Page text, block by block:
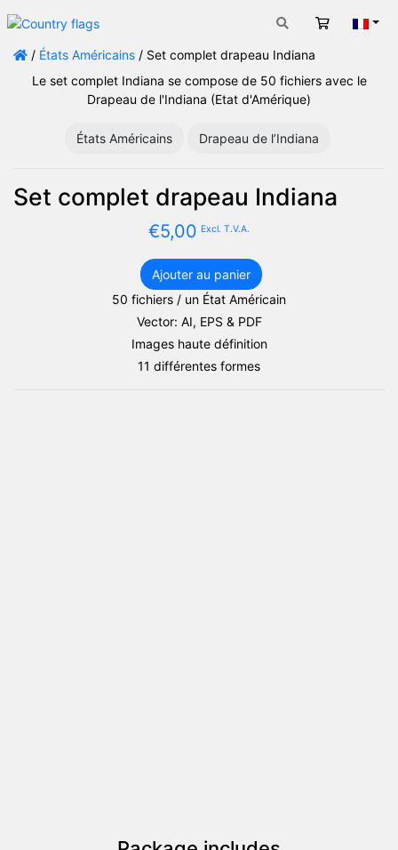
Panier
/ États Américains / Set complet drapeau Indiana
Le set complet Indiana se compose de 50 fichiers avec le
Drapeau de l'Indiana (Etat d'Amérique)
États Américains Drapeau de l’Indiana
Set complet drapeau Indiana
€5,00 Excl. T.V.A.
quantité
de
Set
complet
drapeau
Ajouter au panier
50 fichiers / un État Américain
Vector: AI, EPS & PDF
Images haute définition
11 différentes formes